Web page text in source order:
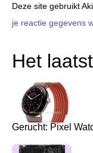
Deze site gebruikt
je reactie gegevens
Het
Gerucht: Pixel